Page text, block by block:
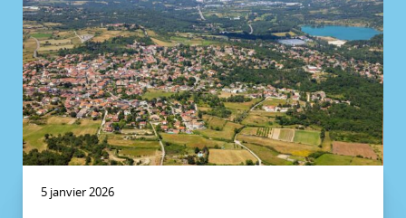
5 janvier 2026